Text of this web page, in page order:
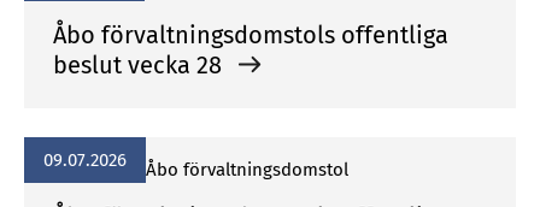
Åbo förvaltningsdomstols offentliga
beslut vecka 28
09.07.2026 Åbo förvaltningsdomstol